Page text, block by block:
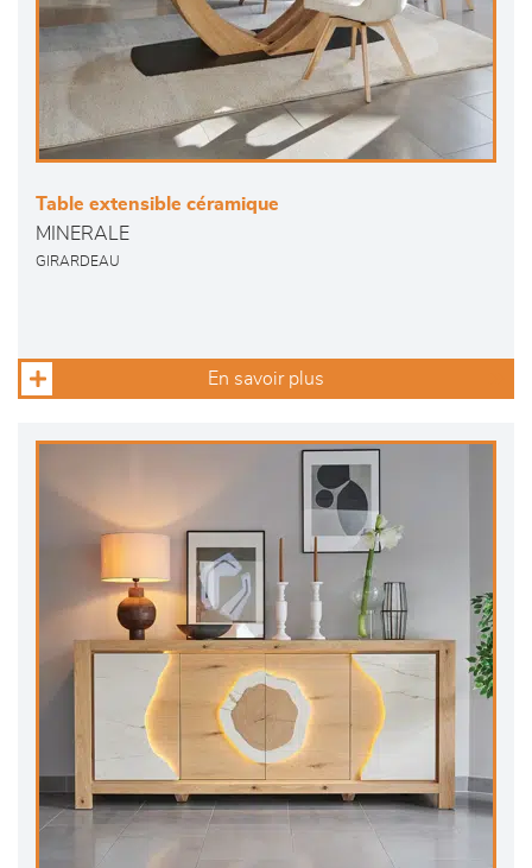
Table extensible céramique
MINERALE
GIRARDEAU
En savoir plus